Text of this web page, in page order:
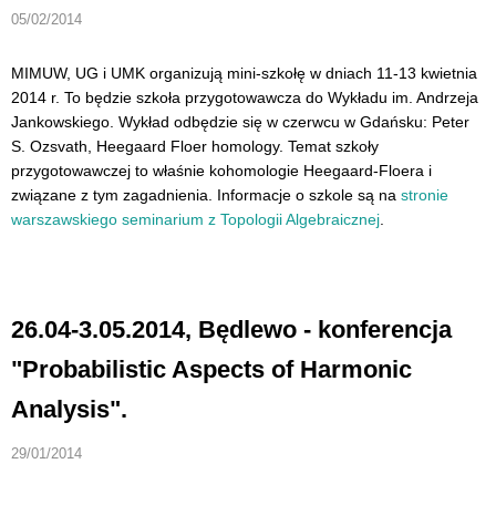
05/02/2014
MIMUW, UG i UMK organizują mini-szkołę w dniach 11-13 kwietnia
2014 r. To będzie szkoła przygotowawcza do Wykładu im. Andrzeja
Jankowskiego. Wykład odbędzie się w czerwcu w Gdańsku: Peter
S. Ozsvath, Heegaard Floer homology. Temat szkoły
przygotowawczej to właśnie kohomologie Heegaard-Floera i
związane z tym zagadnienia. Informacje o szkole są na stronie
warszawskiego seminarium z Topologii Algebraicznej
26.04-3.05.2014, Będlewo - konferencja
"Probabilistic Aspects of Harmonic
Analysis".
29/01/2014